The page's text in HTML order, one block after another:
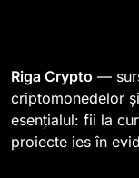
2
Riga Crypto —
criptomonedelor
esențialul: fii la
proiecte ies în